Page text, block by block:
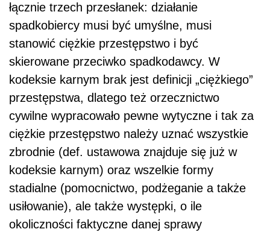
łącznie trzech przesłanek: działanie
spadkobiercy musi być umyślne, musi
stanowić ciężkie przestępstwo i być
skierowane przeciwko spadkodawcy. W
kodeksie karnym brak jest definicji „ciężkiego”
przestępstwa, dlatego też orzecznictwo
cywilne wypracowało pewne wytyczne i tak za
ciężkie przestępstwo należy uznać wszystkie
zbrodnie (def. ustawowa znajduje się już w
kodeksie karnym) oraz wszelkie formy
stadialne (pomocnictwo, podżeganie a także
usiłowanie), ale także występki, o ile
okoliczności faktyczne danej sprawy